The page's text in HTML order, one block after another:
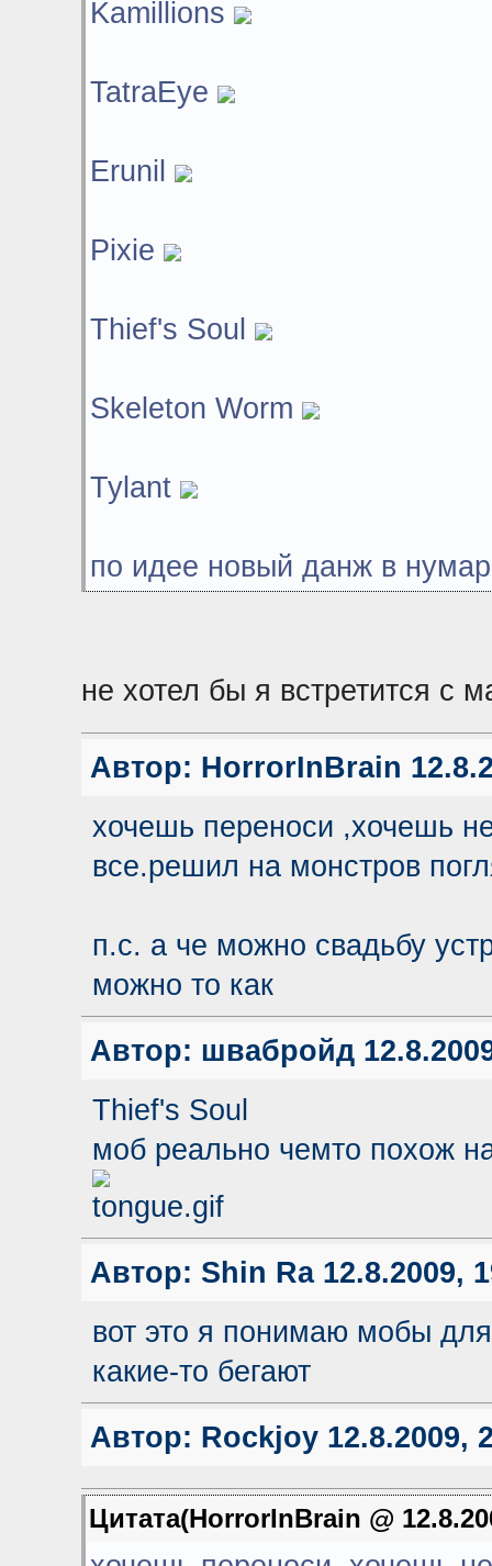
Kamillions
TatraEye
Erunil
Pixie
Thief's Soul
Skeleton Worm
Tylant
по идее новый данж в
не хотел бы я встретится с
Автор: HorrorInBrain
хочешь переноси ,хочешь
все.решил на монстров
п.с. а че можно свадьбу
можно то как
Автор: швабройд
Thief's Soul
моб реально чемто похож
Автор: Shin Ra12.8.2009,
вот это я понимаю мобы
какие-то бегают
Автор: Rockjoy12.8.2009,
Цитата(HorrorInBrain @